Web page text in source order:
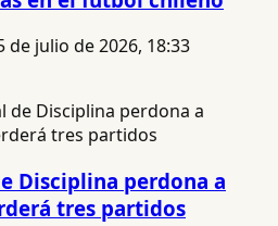
de julio de 2026, 18:33
Disciplina perdona a
tres partidos